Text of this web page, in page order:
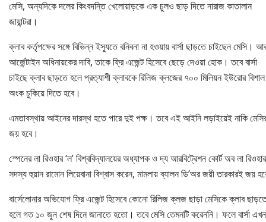
মেসি, অন্যদিকে দলের কিংবদন্তি খেলোয়াড়কে এক চুলও ছাড় দিতে নারাজ কাতালান
জায়ান্টরা।
ক্লাব কর্তৃপক্ষের সঙ্গে বিভিন্ন ইস্যুতে বনিবনা না হওয়ায় বার্সা ছাড়তে চাইছেন মেসি।
আর্জেন্টাইন অধিনায়কের দাবি, তাকে ফ্রি এজেন্ট হিসেবে ছেড়ে দেওয়া হোক। তবে বার্সা
চাইছে ক্লাব ছাড়তে হলে প্রত্যাশী ক্লাবকে রিলিজ ক্লজের ৭০০ মিলিয়ন ইউরোর বিশাল
অংক চুকিয়ে দিতে হবে।
এমতাবস্থায় আইনের দারস্থ হতে পারে দুই পক্ষ। তবে এই আইনি লড়াইয়েই নাকি
জয় হবে।
স্পেনের লা রিওহার ‘ল’ বিশ্ববিদ্যালয়ের অধ্যাপক ও দ্য আরবিট্রেশন কোর্ট অব লা রিওহার
সদস্য হুয়ান রামোন লিয়েবানা বিশ্বাস করেন, মামলায় ব্যালন ডি’অর জয়ী তারকারই জয়
বার্সেলোনার অভিযোগ ফ্রি এজেন্ট হিসেবে কোনো রিলিজ ক্লজ ছাড়া মেসিকে ক্লাব
হলে গত ১০ জুন শেষ দিনে জানাতে হতো। তবে মেসি তেমনটি করেননি। ফলে বার্সা এখন